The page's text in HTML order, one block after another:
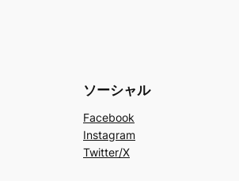
ソーシャル
Facebook
Instagram
Twitter/X